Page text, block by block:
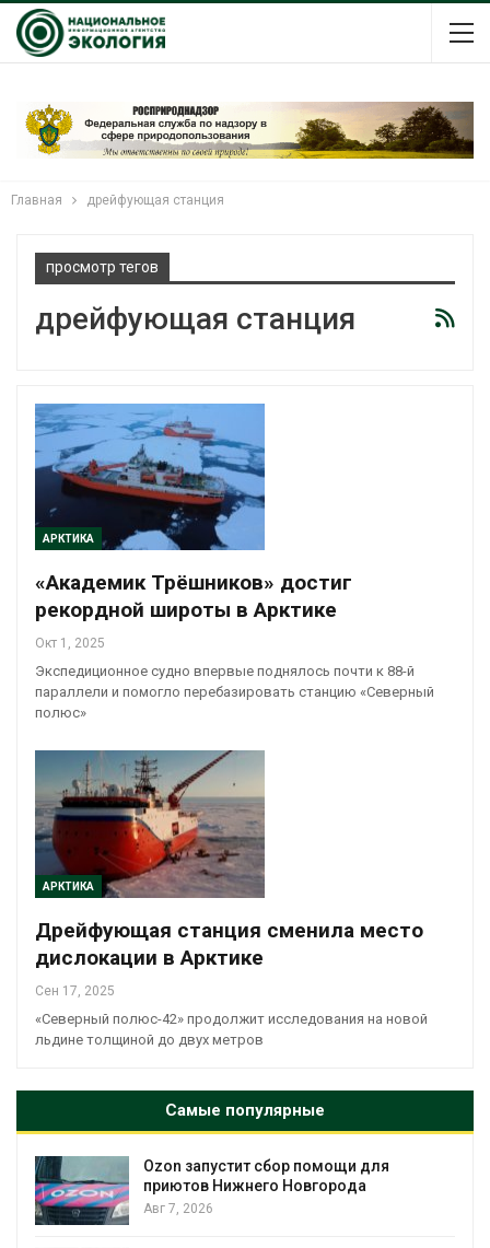
Главная дрейфующая станция
просмотр тегов
дрейфующая станция
АРКТИКА
«Академик Трёшников» достиг
рекордной широты в Арктике
Окт 1, 2025
Экспедиционное судно впервые поднялось почти к 88-й
параллели и помогло перебазировать станцию «Северный
полюс»
АРКТИКА
Дрейфующая станция сменила место
дислокации в Арктике
Сен 17, 2025
«Северный полюс-42» продолжит исследования на новой
льдине толщиной до двух метров
Самые популярные
Ozon запустит сбор помощи для
приютов Нижнего Новгорода
Авг 7, 2026